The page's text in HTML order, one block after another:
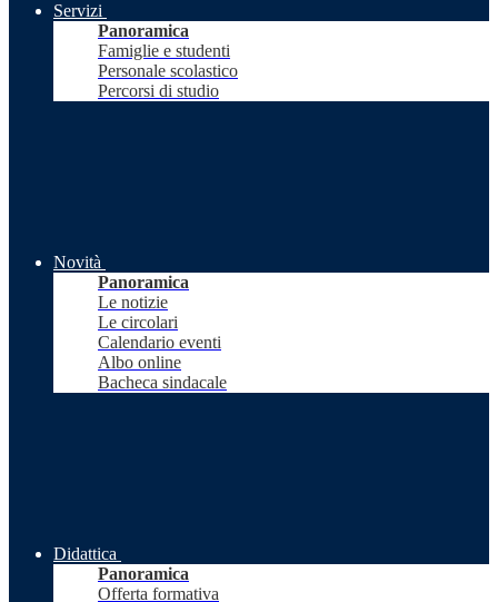
Servizi
Panoramica
Famiglie e studenti
Personale scolastico
Percorsi di studio
Novità
Panoramica
Le notizie
Le circolari
Calendario eventi
Albo online
Bacheca sindacale
Didattica
Panoramica
Offerta formativa